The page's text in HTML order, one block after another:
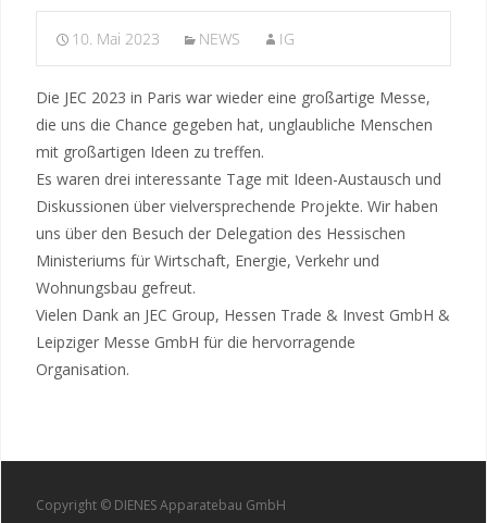
10. Mai 2023 NEWS IG
Die JEC 2023 in Paris war wieder eine großartige Messe,
die uns die Chance gegeben hat, unglaubliche Menschen
mit großartigen Ideen zu treffen.
Es waren drei interessante Tage mit Ideen-Austausch und
Diskussionen über vielversprechende Projekte. Wir haben
uns über den Besuch der Delegation des Hessischen
Ministeriums für Wirtschaft, Energie, Verkehr und
Wohnungsbau gefreut.
Vielen Dank an JEC Group, Hessen Trade & Invest GmbH &
Leipziger Messe GmbH für die hervorragende
Organisation.
Copyright © DIENES Apparatebau GmbH